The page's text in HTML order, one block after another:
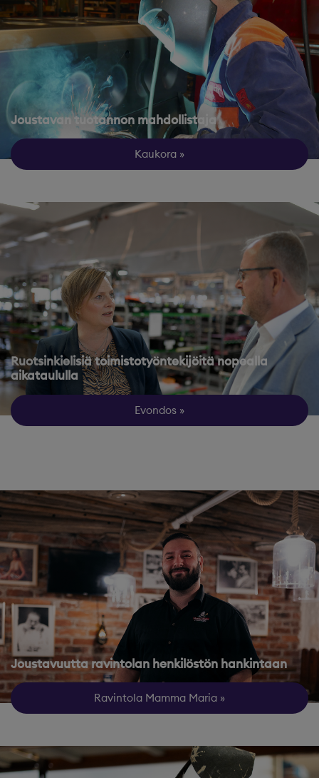
Joustavan tuotannon mahdollistaja
Kaukora
Ruotsinkielisiä toimistotyöntekijöitä nopealla
aikataululla
Evondos
Joustavuutta ravintolan henkilöstön hankintaan
Ravintola Mamma Maria